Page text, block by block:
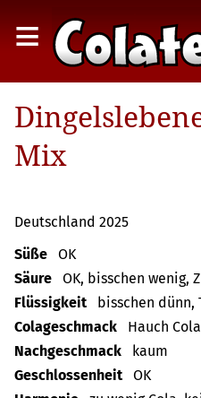
≡
Mix
Deutschland 2025
Süße
OK
Säure
OK, bisschen wenig,
Flüssigkeit
bisschen dünn,
Colageschmack
Hauch
Nachgeschmack
kaum
Geschlossenheit
OK